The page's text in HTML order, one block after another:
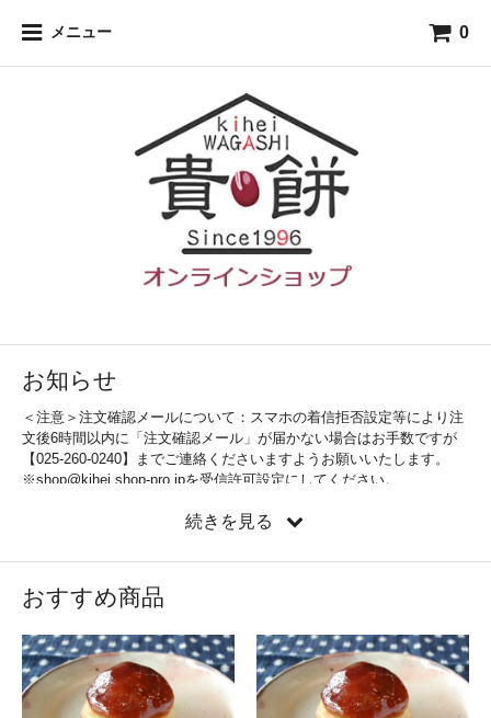
メニュー 0
お知らせ
＜注意＞注文確認メールについて：スマホの着信拒否設定等により注
文後6時間以内に「注文確認メール」が届かない場合はお手数ですが
【025-260-0240】までご連絡くださいますようお願いいたします。
※shop@kihei.shop-pro.jpを受信許可設定にしてください。
続きを見る
おすすめ商品